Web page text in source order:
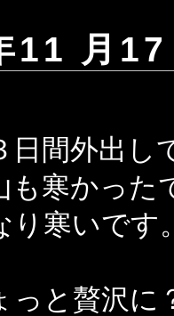
11 月
日間外出し
も寒かった
り寒いです
っと贅沢に